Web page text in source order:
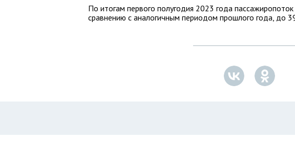
По итогам первого полугодия 2023 года
сравнению с аналогичным периодом прошлого года, до